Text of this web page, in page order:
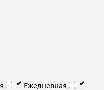
Ежедневная